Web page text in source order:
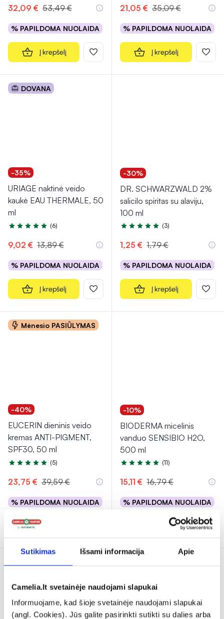
Sutikimas Išsami informacija Apie
Camelia.lt svetainėje naudojami slapukai
Informuojame, kad šioje svetainėje naudojami slapukai
(angl. Cookies). Jūs galite pasirinkti sutikti su dalies arba
32,09 € 53,49 €
% PAPILDOMA NUOLAIDA
Į krepšelį
21,05 € 35,09 €
% PAPILDOMA NUOLAIDA
Į krepšelį
DOVANA
-35%
URIAGE naktinė veido
kaukė EAU THERMALE, 50
ml
Įvertinimas 5.0 iš 5
(6)
9,02 € 13,89 €
% PAPILDOMA NUOLAIDA
Į krepšelį
-30%
DR. SCHWARZWALD 2%
salicilo spiritas su alaviju,
100 ml
Įvertinimas 5.0 iš 5
(3)
1,25 € 1,79 €
% PAPILDOMA NUOLAIDA
Į krepšelį
Mėnesio PASIŪLYMAS
-40%
EUCERIN dieninis veido
kremas ANTI-PIGMENT,
SPF30, 50 ml
Įvertinimas 5.0 iš 5
(5)
23,75 € 39,59 €
% PAPILDOMA NUOLAIDA
Į krepšelį
-10%
BIODERMA micelinis
vanduo SENSIBIO H2O,
500 ml
Įvertinimas 5.0 iš 5
(11)
15,11 € 16,79 €
% PAPILDOMA NUOLAIDA
Į krepšelį